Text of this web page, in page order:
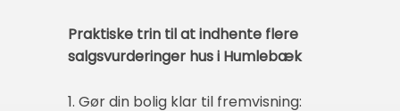
Praktiske trin til at indhente flere
salgsvurderinger hus i Humlebæk
1. Gør din bolig klar til fremvisning: